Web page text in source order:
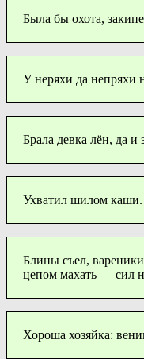
Была бы охота,
У неряхи да непряхи
Брала девка лён, да и
Ухватил шилом каши.
Блины съел,
цепом махать — сил
Хороша хозяйка: